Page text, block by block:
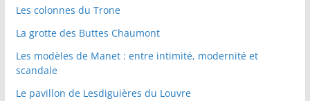
Les colonnes du Trone
La grotte des Buttes Chaumont
Les modèles de Manet : entre intimité, modernité et
scandale
Le pavillon de Lesdiguières du Louvre